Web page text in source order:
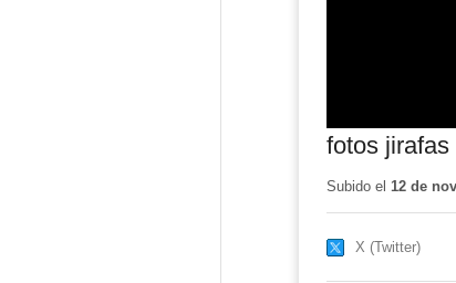
fotos jirafas
Subido el 12 de
X (Twitter)